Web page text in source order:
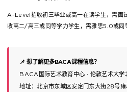
A-Level招收初三毕业或高一在读学生，需面
收高二/高三或同等学力学生，需雅思5.0或同
📌 想了解更多BACA课程信息？
BACA国际艺术教育中心 · 伦敦艺术大学
地址：北京市东城区安定门东大街28号